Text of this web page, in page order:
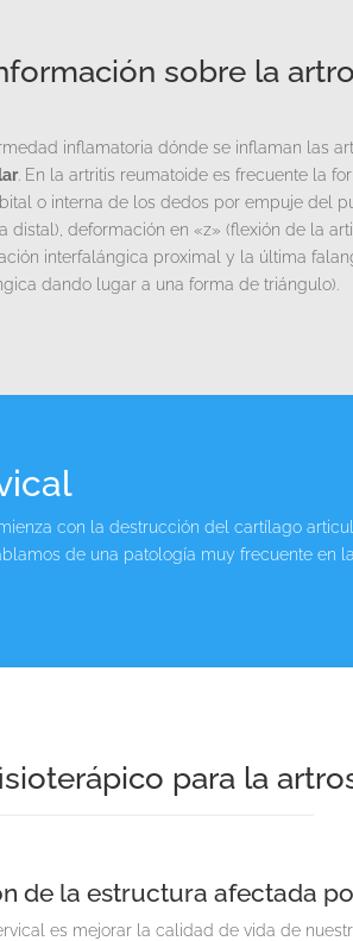
sobre la
inflamatoria dónde se inflaman las
. En la artritis reumatoide es frecuente la
o interna de los dedos por empuje del
deformación en «z» (flexión de la
interfalángica proximal y la última
dando lugar a una forma de triángulo).
con la destrucción del cartílago
de una patología muy frecuente en
para la
de la estructura afectada
es mejorar la calidad de vida de